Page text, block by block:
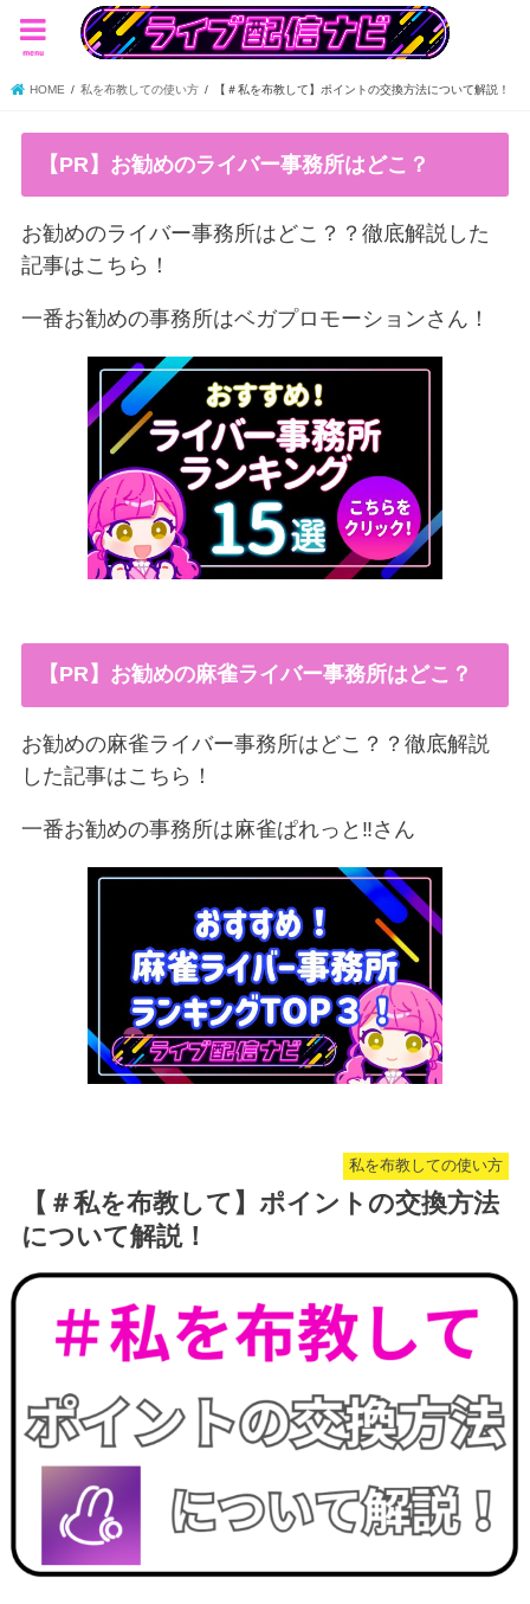
menu
HOME 私を布教しての使い方 【＃私を布教して】ポイントの交換方法について解説！
【PR】お勧めのライバー事務所はどこ？
お勧めのライバー事務所はどこ？？徹底解説した
記事はこちら！
一番お勧めの事務所はベガプロモーションさん！
【PR】お勧めの麻雀ライバー事務所はどこ？
お勧めの麻雀ライバー事務所はどこ？？徹底解説
した記事はこちら！
一番お勧めの事務所は麻雀ぱれっと‼︎さん
私を布教しての使い方
【＃私を布教して】ポイントの交換方法
について解説！